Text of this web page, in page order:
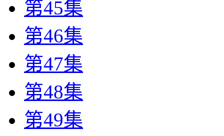
第45集
第46集
第47集
第48集
第49集